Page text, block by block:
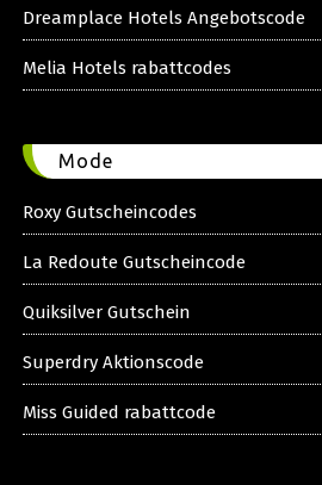
Dreamplace Hotels Angebotscode
Melia Hotels rabattcodes
Mode
Roxy Gutscheincodes
La Redoute Gutscheincode
Quiksilver Gutschein
Superdry Aktionscode
Miss Guided rabattcode